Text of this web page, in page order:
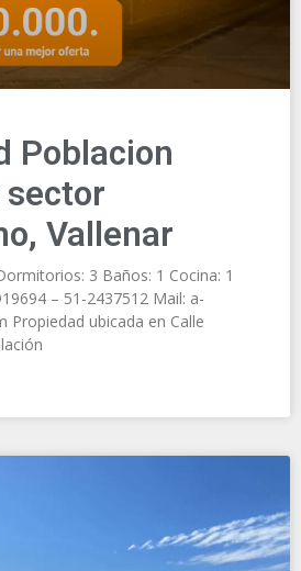
Poblacion
sector
Vallenar
3 Baños: 1 Cocina: 1
– 51-2437512 Mail: a-
Propiedad ubicada en Calle